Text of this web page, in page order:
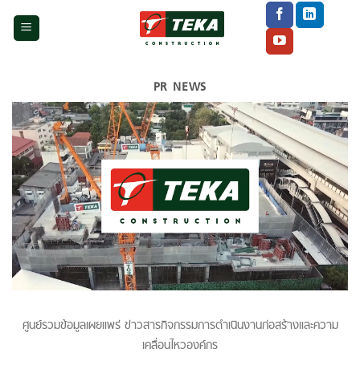
PR NEWS
ศูนย์รวมข้อมูลเผยแพร่ ข่าวสารกิจกรรมการดำเนินงานก่อสร้างและความ
เคลื่อนไหวองค์กร